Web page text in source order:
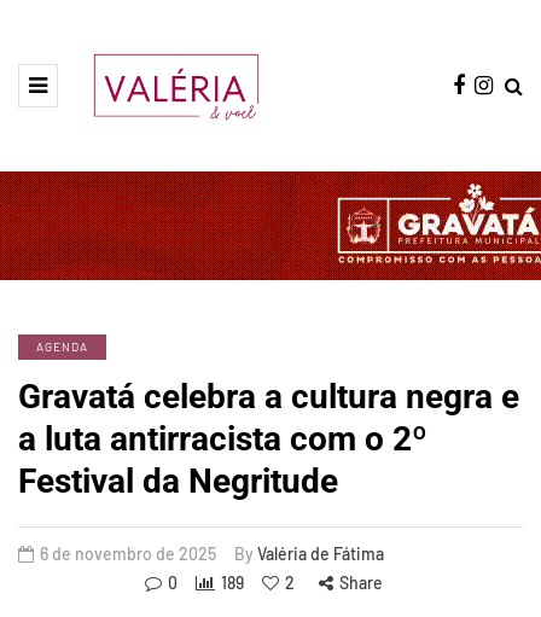
AGENDA
Gravatá celebra a cultura negra e
a luta antirracista com o 2º
Festival da Negritude
6 de novembro de 2025 By Valéria de Fátima
0
189 2 Share